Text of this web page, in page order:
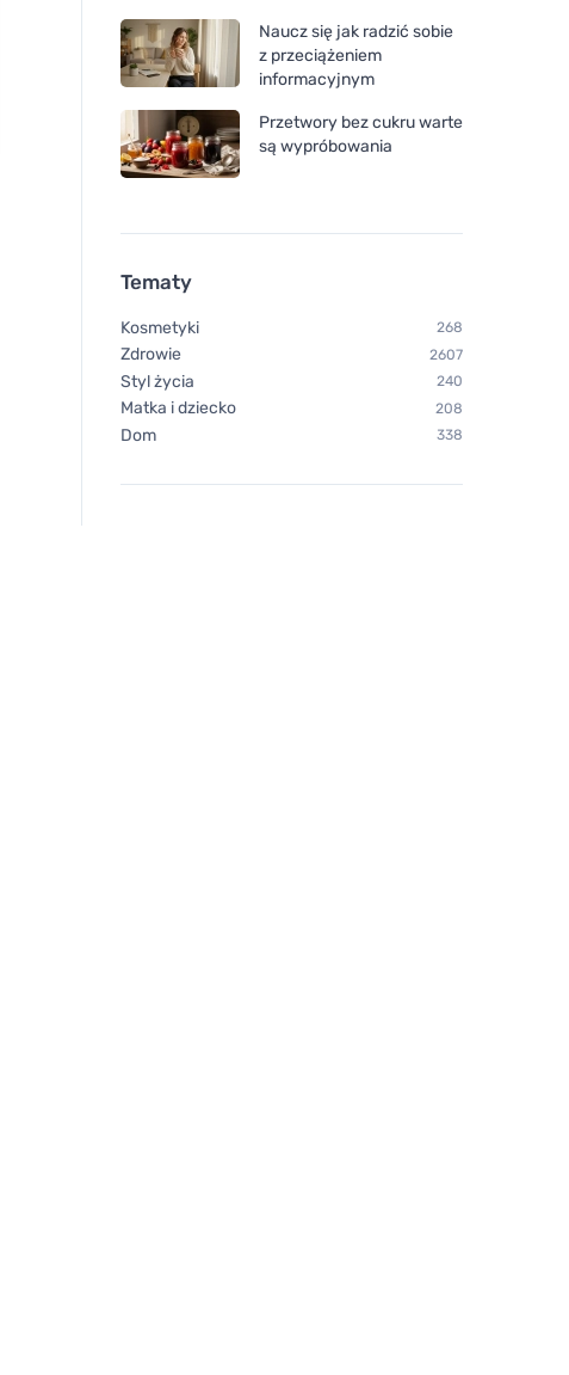
Sonett Płyn czyszczący
piasek 0,5 l
Naucz się jak radzić sobie
z przeciążeniem
informacyjnym
Przetwory bez cukru warte
są wypróbowania
Tematy
Kosmetyki 268
Zdrowie 2607
Styl życia 240
Matka i dziecko 208
Dom 338